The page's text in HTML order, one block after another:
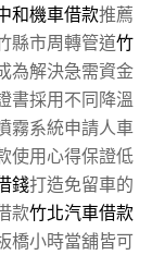
和機車借款推薦
縣市周轉管道竹
為解決急需資金
書採用不同降溫
霧系統申請人車
使用心得保證低
錢打造免留車的
款竹北汽車借款
橋小時當舖皆可